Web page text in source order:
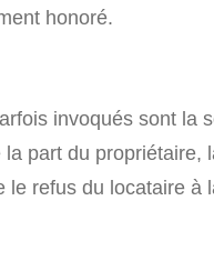
honoré.
invoqués sont la
part du propriétaire,
refus du locataire à